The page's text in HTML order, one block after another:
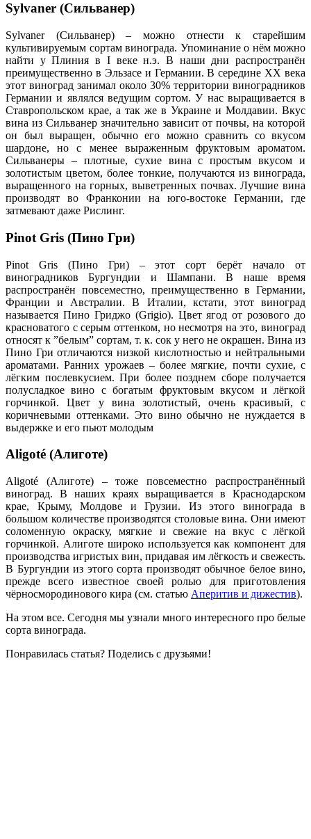
Sylvaner (Сильванер)
Sylvaner (Сильванер) – можно отнести к старейшим
культивируемым сортам винограда. Упоминание о нём можно
найти у Плиния в I веке н.э. В наши дни распространён
преимущественно в Эльзасе и Германии. В середине XX века
этот виноград занимал около 30% территории виноградников
Германии и являлся ведущим сортом. У нас выращивается в
Ставропольском крае, а так же в Украине и Молдавии. Вкус
вина из Сильванер значительно зависит от почвы, на которой
он был выращен, обычно его можно сравнить со вкусом
шардоне, но с менее выраженным фруктовым ароматом.
Сильванеры – плотные, сухие вина с простым вкусом и
золотистым цветом, более тонкие, получаются из винограда,
выращенного на горных, выветренных почвах. Лучшие вина
производят во Франконии на юго-востоке Германии, где
затмевают даже Рислинг.
Pinot Gris (Пино Гри)
Pinot Gris (Пино Гри) – этот сорт берёт начало от
виноградников Бургундии и Шампани. В наше время
распространён повсеместно, преимущественно в Германии,
Франции и Австралии. В Италии, кстати, этот виноград
называется Пино Гриджо (Grigio). Цвет ягод от розового до
красноватого с серым оттенком, но несмотря на это, виноград
относят к ”белым” сортам, т. к. сок у него не окрашен. Вина из
Пино Гри отличаются низкой кислотностью и нейтральными
ароматами. Ранних урожаев – более мягкие, почти сухие, с
лёгким послевкусием. При более позднем сборе получается
полусладкое вино с богатым фруктовым вкусом и лёгкой
горчинкой. Цвет у вина золотистый, очень красивый, с
коричневыми оттенками. Это вино обычно не нуждается в
выдержке и его пьют молодым
Aligoté (Алиготе)
Aligoté (Алиготе) – тоже повсеместно распространённый
виноград. В наших краях выращивается в Краснодарском
крае, Крыму, Молдове и Грузии. Из этого винограда в
большом количестве производятся столовые вина. Они имеют
соломенную окраску, мягкие и свежие на вкус с лёгкой
горчинкой. Алиготе широко используется как компонент для
производства игристых вин, придавая им лёгкость и свежесть.
В Бургундии из этого сорта производят обычное белое вино,
прежде всего известное своей ролью для приготовления
чёрносмородинового кира (см. статью Аперитив и дижестив).
На этом все. Сегодня мы узнали много интересного про белые
сорта винограда.
Понравилась статья? Поделись с друзьями!